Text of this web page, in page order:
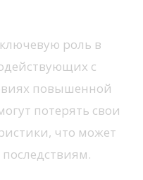
роль в
с
повышенной
потерять свои
что может